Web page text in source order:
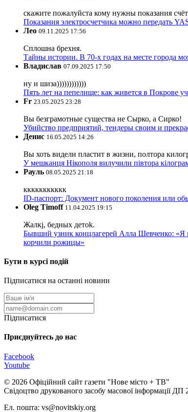
скажите пожалуйста кому нужны показания
Показания электросчетчика можно передать
Лео 09.11.2025 17:56
Сплошна брехня.
Тайны истории. В 70-х годах на месте города
Владислав 07.09.2025 17:50
ну и шиза))))))))))))
Пять лет на пепелище: как живется в Покрове
Fr 23.05.2025 23:28
Вы безграмотные существа не Сырко, а Сирко!
Убийство предприятий, тендеры своим и
Денис 16.05.2025 14:26
Вы хоть видели пластит в жизни, полтора
У мешканця Нікополя вилучили півтора
Рауль 08.05.2025 21:18
ккккккккккк
ID-паспорт: Документ нового поколения или
Oleg Timoff 11.04.2025 19:15
Жалкj, бедных детok.
Бывший узник концлагерей Алла Шевченко: «Я
корчили рожицы»
Бути в курсі подій
Підписатися на останні новини
Підписатися
Приєднуйтесь до нас
Facebook
Youtube
© 2026 Офіційний сайт газети "Нове мiсто + ТВ"
Свідоцтво друкованого засобу масової інформації ДП
Ел. пошта: vs@novitskiy.org